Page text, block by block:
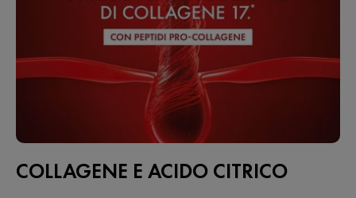
COLLAGENE E ACIDO CITRICO